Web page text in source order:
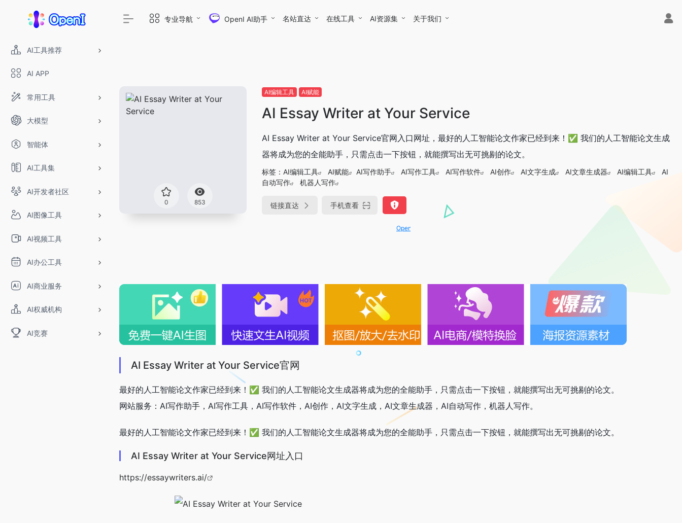
AI工具推荐
AI APP
常用工具
大模型
智能体
AI工具集
AI开发者社区
AI图像工具
AI视频工具
AI办公工具
AI商业服务
AI权威机构
AI竞赛
专业导航 OpenI AI助手 名站直达 在线工具 AI资源集 关于我们
0 853
AI编辑工具 AI赋能
AI Essay Writer at Your Service
AI Essay Writer at Your Service官网入口网址，最好的人工智能论文作家已经到来！✅ 我们的人工智能论文生成
器将成为您的全能助手，只需点击一下按钮，就能撰写出无可挑剔的论文。
标签： AI编辑工具 AI赋能 AI写作助手 AI写作工具 AI写作软件 AI创作 AI文字生成 AI文章生成器 AI编辑工具
AI
自动写作
机器人写作
链接直达 手机查看
OpenIAPI，一站式大模型API聚合平台
AI Essay Writer at Your Service官网
最好的人工智能论文作家已经到来！✅ 我们的人工智能论文生成器将成为您的全能助手，只需点击一下按钮，就能撰写出无可挑剔的论文。
网站服务：AI写作助手，AI写作工具，AI写作软件，AI创作，AI文字生成，AI文章生成器，AI自动写作，机器人写作。
最好的人工智能论文作家已经到来！✅ 我们的人工智能论文生成器将成为您的全能助手，只需点击一下按钮，就能撰写出无可挑剔的论文。
AI Essay Writer at Your Service网址入口
https://essaywriters.ai/